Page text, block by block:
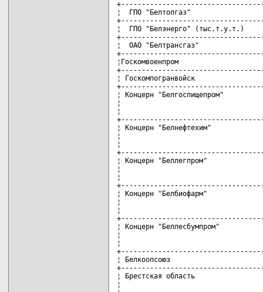
¦  ГПО "Белтопгаз"
¦  ГПО "Белэнерго"
¦  ОАО "Белтрансгаз"
¦Госкомвоенпром
¦ Госкомпогранвойск
¦ Концерн "Белгоспищепром"
¦
¦
¦ Концерн "Белнефтехим"
¦
¦
¦ Концерн "Беллегпром"
¦
¦
¦ Концерн "Белбиофарм"
¦
¦
¦ Концерн "Беллесбумпром"
¦
¦
¦ Белкоопсоюз
¦ Брестская область
¦